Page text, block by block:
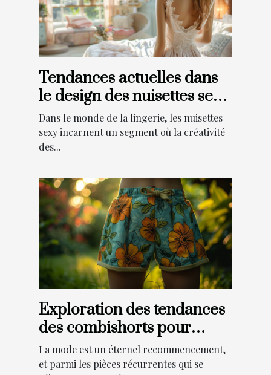
Tendances actuelles dans
le design des nuisettes sexy
et leur impact
Dans le monde de la lingerie, les nuisettes
sexy incarnent un segment où la créativité
des...
Exploration des tendances
des combishorts pour
toutes les saisons :
comment les intégrer dans
La mode est un éternel recommencement,
et parmi les pièces récurrentes qui se